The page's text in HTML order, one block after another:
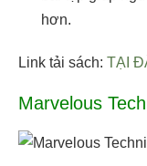
hơn.
Link tải sách: TẠI
Marvelous